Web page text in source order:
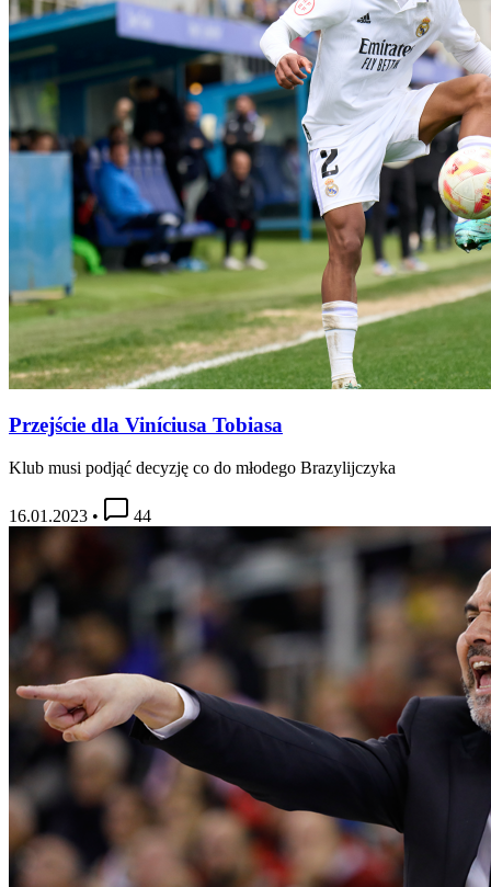
Przejście dla Viníciusa Tobiasa
Klub musi podjąć decyzję co do młodego Brazylijczyka
16.01.2023 • 44